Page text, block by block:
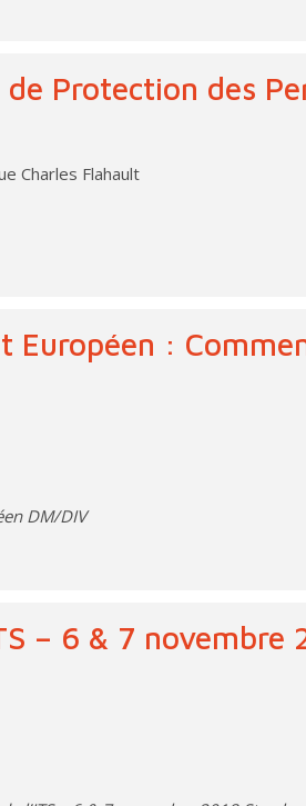
Protection des
Charles Flahault
:
DM/DIV
– 6 & 7 novembre